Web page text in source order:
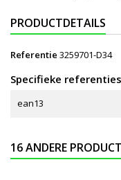
PRODUCTDETAILS
Referentie 3259701-D34
Specifieke referenties
ean13
16 ANDERE